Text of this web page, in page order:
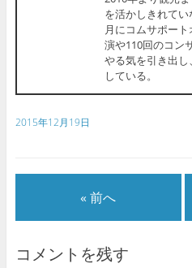
を活かしきれて
月にコムサポー
演や110回のコン
やる気を引き出
している。
2015年12月19日
« 前へ
コメントを残す